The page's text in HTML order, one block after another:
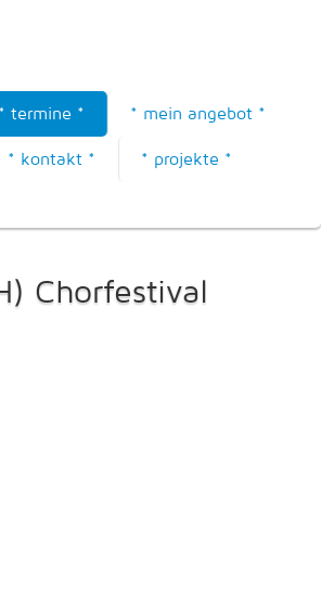
* termine * * mein angebot *
* kontakt * * projekte *
Chorfestival